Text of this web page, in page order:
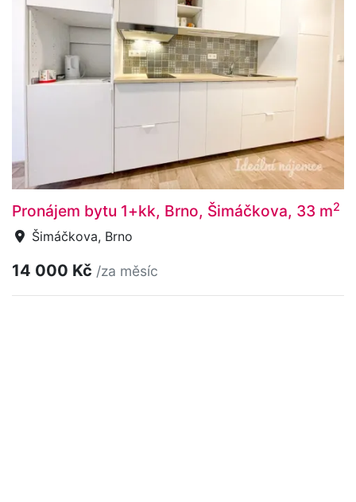
Pronájem bytu 1+kk, Brno, Šimáčkova, 33 m2
Šimáčkova, Brno
14 000 Kč /za měsíc